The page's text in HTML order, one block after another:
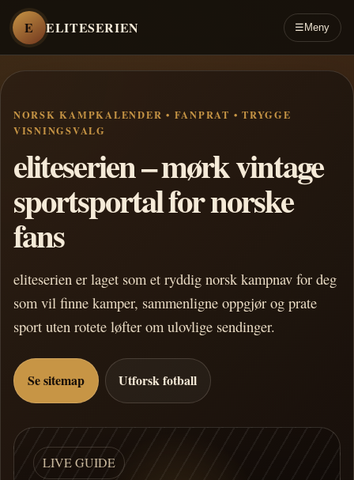
E ELITESERIEN ☰ Meny
NORSK KAMPKALENDER • FANPRAT • TRYGGE
VISNINGSVALG
eliteserien – mørk vintage
sportsportal for norske
fans
eliteserien er laget som et ryddig norsk kampnav for deg
som vil finne kamper, sammenligne oppgjør og prate
sport uten rotete løfter om ulovlige sendinger.
Se sitemap Utforsk fotball
LIVE GUIDE